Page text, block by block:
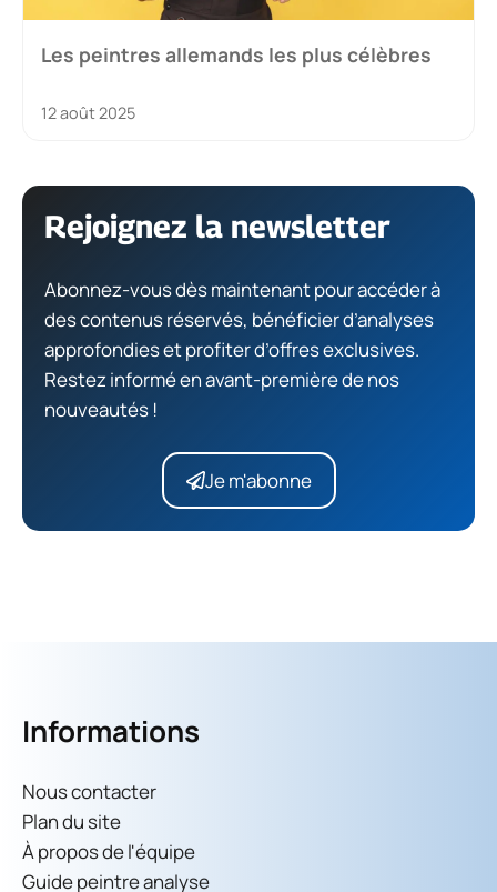
Les peintres allemands les plus célèbres
12 août 2025
Rejoignez la newsletter
Abonnez-vous dès maintenant pour accéder à
des contenus réservés, bénéficier d’analyses
approfondies et profiter d’offres exclusives.
Restez informé en avant-première de nos
nouveautés !
Je m'abonne
Informations
Nous contacter
Plan du site
À propos de l'équipe
Guide peintre analyse